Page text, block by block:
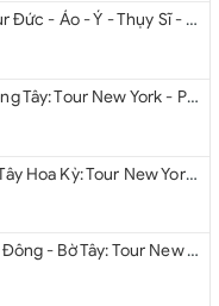
Du lịch Đông - Tây Âu: Tour Đức - Áo - Ý - Thụy Sĩ - Pháp từ Hà Nội 2026
Du Lịch Hè Liên Tuyến Đông Tây: Tour New York - Philadelphia - Delaware - Washington Dc - Las Vegas - Red Rock Canyon - Little Saigon - Santa Monica - Los Angeles - San Diego Từ Hà Nội 2026
Du Lịch Liên Tuyến Đông Tây Hoa Kỳ: Tour New York - Philadelphia - Delaware - Washington Dc - San Diego - Los Angeles - Las Vegas - Antelope Canyon (Hẻm Núi Linh Dương) - Horseshoe Bend - Monument - Page - Phoenix Từ Hà Nội 2026
Du Lịch Hè Liên Tuyến Bờ Đông - Bờ Tây: Tour New York - Philadelphia - Delaware - Washington Dc - Las Vegas - Los Angeles - Hollywood - San Diego - San Jose - San Francisco - Từ Hà Nội 2026